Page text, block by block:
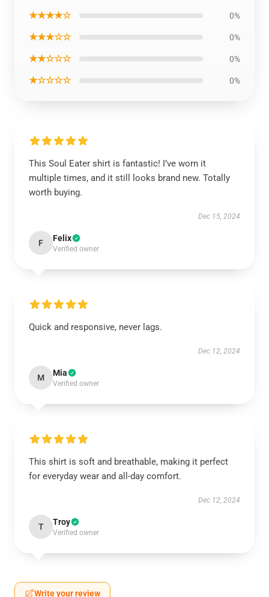
★★★★☆ 0%
★★★☆☆ 0%
★★☆☆☆ 0%
★☆☆☆☆ 0%
This Soul Eater shirt is fantastic! I’ve worn it
multiple times, and it still looks brand new. Totally
worth buying.
Dec 15, 2024
F Felix
Verified owner
Quick and responsive, never lags.
Dec 12, 2024
M Mia
Verified owner
This shirt is soft and breathable, making it perfect
for everyday wear and all-day comfort.
Dec 12, 2024
T Troy
Verified owner
Write your review